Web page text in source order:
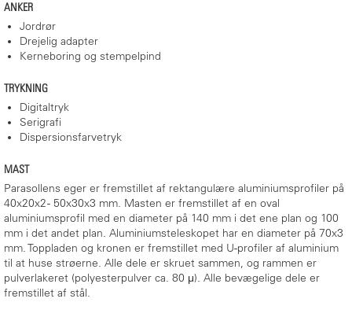
ANKER
Jordrør
Drejelig adapter
Kerneboring og stempelpind
TRYKNING
Digitaltryk
Serigrafi
Dispersionsfarvetryk
MAST
Parasollens eger er fremstillet af rektangulære aluminiumsprofiler på
40x20x2 - 50x30x3 mm. Masten er fremstillet af en oval
aluminiumsprofil med en diameter på 140 mm i det ene plan og 100
mm i det andet plan. Aluminiumsteleskopet har en diameter på 70x3
mm. Toppladen og kronen er fremstillet med U-profiler af aluminium
til at huse strøerne. Alle dele er skruet sammen, og rammen er
pulverlakeret (polyesterpulver ca. 80 μ). Alle bevægelige dele er
fremstillet af stål.